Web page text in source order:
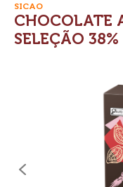
SICAO
CHOCOLATE
SELEÇÃO 38%
previous